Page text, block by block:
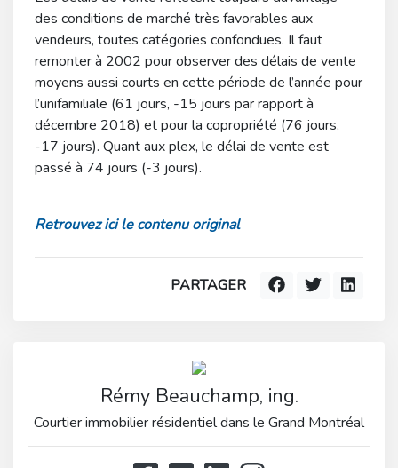
des conditions de marché très favorables aux
vendeurs, toutes catégories confondues. Il faut
remonter à 2002 pour observer des délais de vente
moyens aussi courts en cette période de l’année pour
l’unifamiliale (61 jours, -15 jours par rapport à
décembre 2018) et pour la copropriété (76 jours,
-17 jours). Quant aux plex, le délai de vente est
passé à 74 jours (-3 jours).
Retrouvez ici le contenu original
PARTAGER
Rémy Beauchamp, ing.
Courtier immobilier résidentiel dans le Grand Montréal